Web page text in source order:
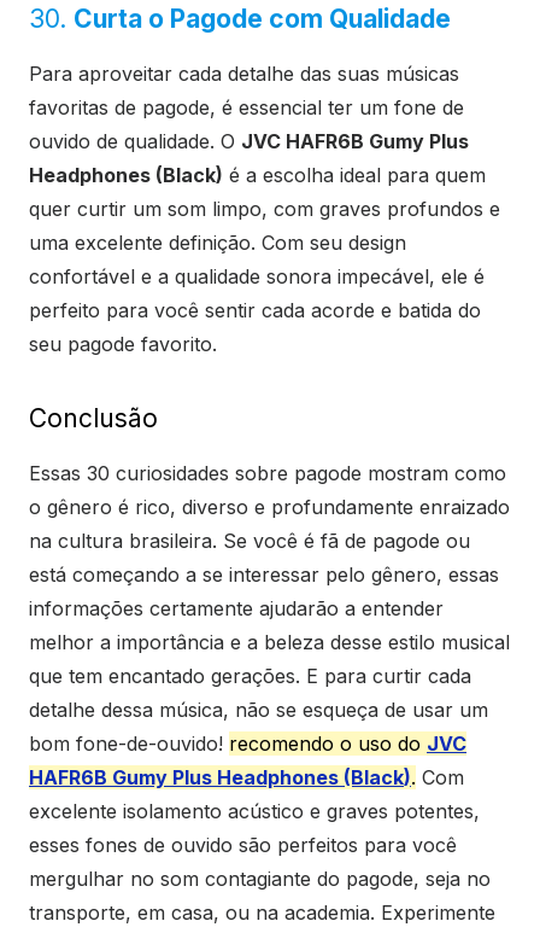
30. Curta o Pagode com Qualidade
Para aproveitar cada detalhe das suas músicas
favoritas de pagode, é essencial ter um fone de
ouvido de qualidade. O JVC HAFR6B Gumy Plus
Headphones (Black) é a escolha ideal para quem
quer curtir um som limpo, com graves profundos e
uma excelente definição. Com seu design
confortável e a qualidade sonora impecável, ele é
perfeito para você sentir cada acorde e batida do
seu pagode favorito.
Conclusão
Essas 30 curiosidades sobre pagode mostram como
o gênero é rico, diverso e profundamente enraizado
na cultura brasileira. Se você é fã de pagode ou
está começando a se interessar pelo gênero, essas
informações certamente ajudarão a entender
melhor a importância e a beleza desse estilo musical
que tem encantado gerações. E para curtir cada
detalhe dessa música, não se esqueça de usar um
bom fone-de-ouvido! recomendo o uso do JVC
HAFR6B Gumy Plus Headphones (Black). Com
excelente isolamento acústico e graves potentes,
esses fones de ouvido são perfeitos para você
mergulhar no som contagiante do pagode, seja no
transporte, em casa, ou na academia. Experimente